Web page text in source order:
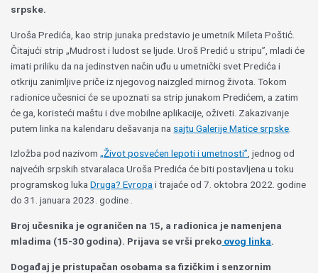
srpske.
Uroša Predića, kao strip junaka predstavio je umetnik Mileta Poštić.
Čitajući strip „Mudrost i ludost se ljude. Uroš Predić u stripu”, mladi će
imati priliku da na jedinstven način uđu u umetnički svet Predića i
otkriju zanimljive priče iz njegovog naizgled mirnog života. Tokom
radionice učesnici će se upoznati sa strip junakom Predićem, a zatim
će ga, koristeći maštu i dve mobilne aplikacije, oživeti. Zakazivanje
putem linka na kalendaru dešavanja na sajtu Galerije Matice srpske
Izložba pod nazivom„Život posvećen lepoti i umetnosti”, jednog od
najvećih srpskih stvaralaca Uroša Predića će biti postavljena u toku
programskog lukaDruga? Evropai trajaće od 7. oktobra 2022. godine
do 31. januara 2023. godine .
Broj učesnika je ograničen na 15, a radionica je namenjena
mladima (15-30 godina). Prijava se vrši preko ovog linka.
Događaj je pristupačan osobama sa fizičkim i senzornim